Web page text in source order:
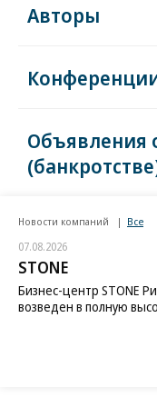
Авторы
Объявления
Новости компаний Все
07.08.2026
STONE
Бизнес-центр STONE
возведен в полную